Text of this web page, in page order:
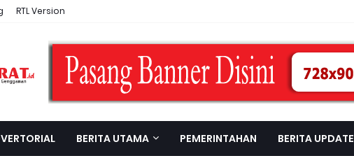
RTL Version
BERITA UTAMA PEMERINTAHAN BERITA UPDATE